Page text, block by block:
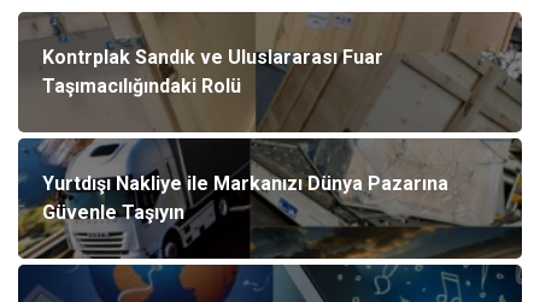
Kontrplak Sandık ve Uluslararası Fuar
Taşımacılığındaki Rolü
Yurtdışı Nakliye ile Markanızı Dünya Pazarına
Güvenle Taşıyın